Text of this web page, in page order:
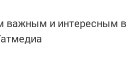
важным и интересным в